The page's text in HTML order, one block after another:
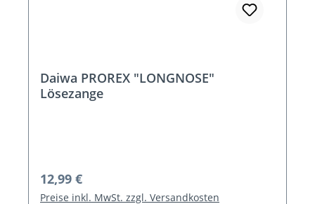
Daiwa PROREX "LONGNOSE"
Lösezange
Regulärer Preis:
12,99 €
Preise inkl. MwSt. zzgl. Versandkosten